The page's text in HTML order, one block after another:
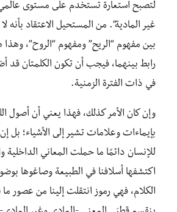
لتصبح استعارة تستخدم على مستوى عالمي
غير المادية”. من المستحيل الاعتقاد بأنه
بين مفهوم “الريح” ومفهوم “الروح”،
رابط بينهما، فيجب أن تكون الكلمتان قد
في ذات الفترة الزمنية.
وإن كان الأمر كذلك، فهذا يعني أن أصول
بإيماءات وعلامات تشير إلى الأشياء؛ بل
للإنسان دائمًا ما حملت المعاني الداخلية
اكتشفها أسلافنا في الطبيعة وصاغوها
الكلام، فهي رموز انتقلت إلينا من عصور ما